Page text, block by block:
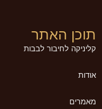
תוכן האתר
קליניקה לחיבור לבבות
אודות
מאמרים